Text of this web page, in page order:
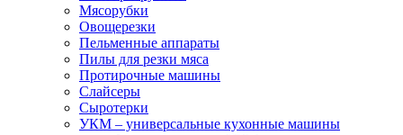
Мясорубки
Овощерезки
Пельменные аппараты
Пилы для резки мяса
Протирочные машины
Слайсеры
Сыротерки
УКМ – универсальные кухонные машины